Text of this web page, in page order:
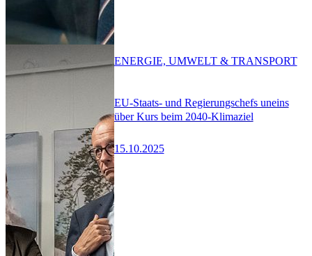
EU-Staats- und Regierungschefs uneins
über Kurs beim 2040-Klimaziel
15.10.2025
ENERGIE, UMWELT & TRANSPORT